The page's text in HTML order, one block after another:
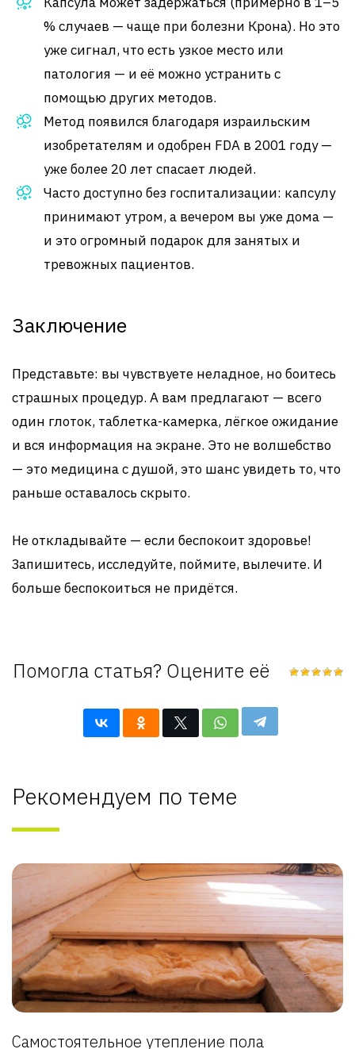
% случаев — чаще при болезни Крона). Но это
уже сигнал, что есть узкое место или
патология — и её можно устранить с
помощью других методов.
Метод появился благодаря израильским
изобретателям и одобрен FDA в 2001 году —
уже более 20 лет спасает людей.
Часто доступно без госпитализации: капсулу
принимают утром, а вечером вы уже дома —
и это огромный подарок для занятых и
тревожных пациентов.
Заключение
Представьте: вы чувствуете неладное, но боитесь
страшных процедур. А вам предлагают — всего
один глоток, таблетка-камерка, лёгкое ожидание
и вся информация на экране. Это не волшебство
— это медицина с душой, это шанс увидеть то, что
раньше оставалось скрыто.
Не откладывайте — если беспокоит здоровье!
Запишитесь, исследуйте, поймите, вылечите. И
больше беспокоиться не придётся.
Помогла статья? Оцените её
Рекомендуем по теме
Самостоятельное утепление пола